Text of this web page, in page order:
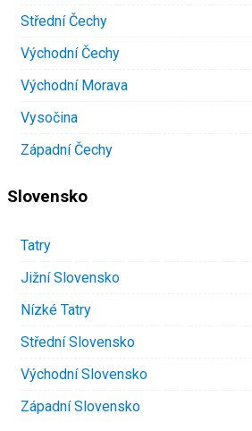
Střední Čechy
Východní Čechy
Východní Morava
Vysočina
Západní Čechy
Slovensko
Tatry
Jižní Slovensko
Nízké Tatry
Střední Slovensko
Východní Slovensko
Západní Slovensko